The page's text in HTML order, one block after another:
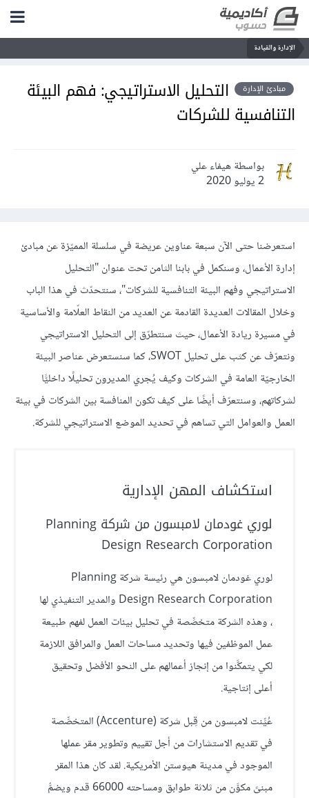
الإدارة والقيادة
مبادئ الإدارة
التحليل الاستراتيجي: فهم البيئة
التنافسية للشركات
بواسطة هيفاء علي
2 يوليو 2020
استعرضنا حتى الآن سبعة عناوين عريضة في سلسلة المميّزة عن مبادئ
إدارة الأعمال، وسنكمل في بابنا الثامن تحت عنوان "التحليل
الاستراتيجي وفهم البيئة التنافسية للشركات"، سنتحدّث في هذا الباب
وخلال المقالات العديدة القادمة عن العديد من النقاط العلّامة والأساسية
في مسيرة ريادة الأعمال، حيث سنتطرّق إلى التحليل الاستراتيجي
ونتعرّف عن كثب على تحليل SWOT، كما سنستعرض عناصر البيئة
الخارجيّة العامة في الشركات وكيف يُجري المديرون تحليلًا داخليًّا
لشركاتهم، وسنتعرّف أيضًا على كيف تكون المنافسة بين الشركات في بيئة
العمل والعوامل التي تساهم في تحديد الموضع الاستراتيجي للشركة.
استكشاف المهن الإدارية
لوري غودمان لامبسون من شركة Planning
Design Research Corporation
لوري غودمان لامبسون هي رئيسة شركة Planning
Design Research Corporation والمدير التنفيذي لها
، وهذه الشركة متخصِّصة في تحليل بيئات العمل لفهم طبيعة
عمل الموظفين فيها وتحديد مساحات العمل والمرافق اللازمة
لكي يتمكَّنوا من إنجاز أعمالهم على النحو الأفضل وتحقيق
أعلى إنتاجية.
عُيِّنت لامبسون من قِبل شركة (Accenture) المتخصِّصة
في تقديم الاستشارات من أجل تقييم وتطوير مقر عملها
الموجود في مدينة هيوستن الأمريكية. لقد كان هذا المقر
مبنىً مكوَّن من ثلاثة طوابق ومساحته 66000 قدم ويضمُّ